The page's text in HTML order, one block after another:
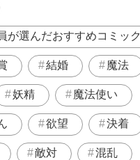
が選んだおすすめコミック
結婚 魔法
妖精 魔法使い
欲望 決着
敵対 混乱